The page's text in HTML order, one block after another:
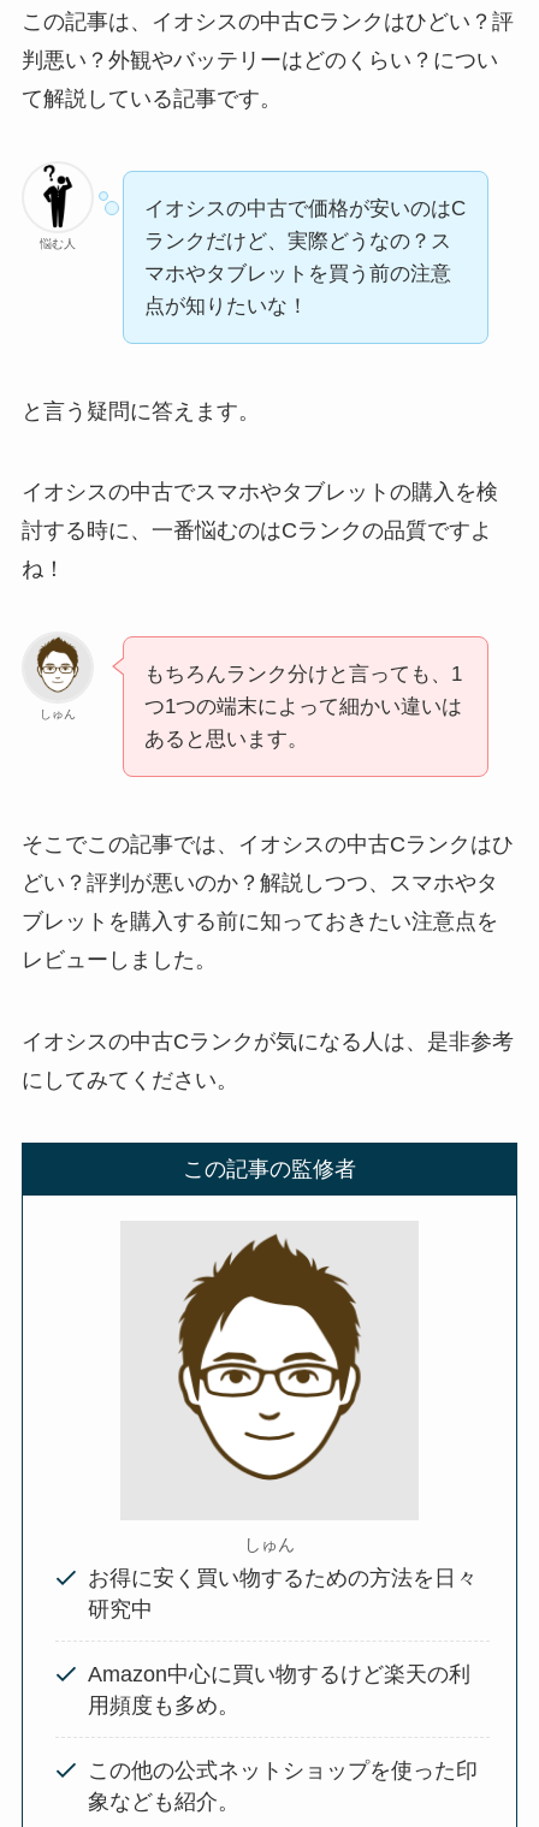
この記事は、イオシスの中古Cランクはひどい？評
判悪い？外観やバッテリーはどのくらい？につい
て解説している記事です。
悩む人
イオシスの中古で価格が安いのはC
ランクだけど、実際どうなの？ス
マホやタブレットを買う前の注意
点が知りたいな！
と言う疑問に答えます。
イオシスの中古でスマホやタブレットの購入を検
討する時に、一番悩むのはCランクの品質ですよ
ね！
しゅん
もちろんランク分けと言っても、1
つ1つの端末によって細かい違いは
あると思います。
そこでこの記事では、イオシスの中古Cランクはひ
どい？評判が悪いのか？解説しつつ、スマホやタ
ブレットを購入する前に知っておきたい注意点を
レビューしました。
イオシスの中古Cランクが気になる人は、是非参考
にしてみてください。
この記事の監修者
しゅん
お得に安く買い物するための方法を日々
研究中
Amazon中心に買い物するけど楽天の利
用頻度も多め。
この他の公式ネットショップを使った印
象なども紹介。